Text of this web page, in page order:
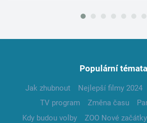
Populární témata
Jak zhubnout Nejlepší filmy 2024
TV program
Změna času
Kdy budou volby
ZOO Nové začátky